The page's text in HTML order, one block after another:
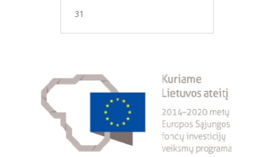
31